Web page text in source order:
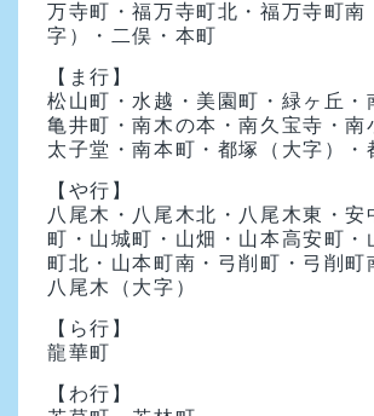
万寺町・福万寺町北・福万寺町南
字）・二俣・本町
【ま行】
松山町・水越・美園町・緑ヶ丘・
亀井町・南木の本・南久宝寺・南
太子堂・南本町・都塚（大字）・
【や行】
八尾木・八尾木北・八尾木東・安
町・山城町・山畑・山本高安町・
町北・山本町南・弓削町・弓削町
八尾木（大字）
【ら行】
龍華町
【わ行】